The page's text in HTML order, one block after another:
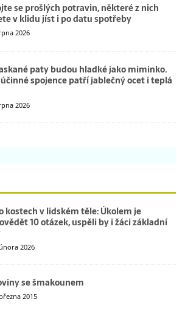
se prošlých potravin, některé z nich
v klidu jíst i po datu spotřeby
2026
paty budou hladké jako miminko.
spojence patří jablečný ocet i teplá
2026
kostech v lidském těle: Úkolem je
10 otázek, uspěli by i žáci základní
2026
se šmakounem
2015